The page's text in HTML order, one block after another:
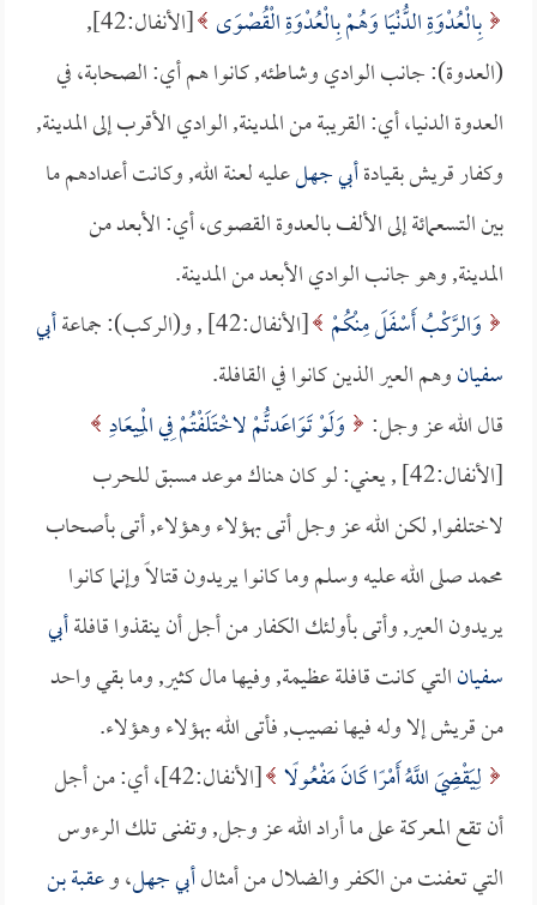
بِالْعُدْوَةِ الدُّنْيَا وَهُمْ بِالْعُدْوَةِ الْقُصْوَى
[الأنفال:42],
(العدوة): جانب الوادي وشاطئه, كانوا هم أي: الصحابة، في
العدوة الدنيا، أي: القريبة من المدينة, الوادي الأقرب إلى المدينة,
وكفار قريش بقيادةأبي جهلعليه لعنة الله, وكانت أعدادهم ما
بين التسعمائة إلى الألف بالعدوة القصوى، أي: الأبعد من
المدينة, وهو جانب الوادي الأبعد من المدينة.
وَالرَّكْبُ أَسْفَلَ مِنْكُمْ [الأنفال:42] , و(الركب): جماعة
أبي
سفيانوهم العير الذين كانوا في القافلة.
قال الله عز وجل:
وَلَوْ تَوَاعَدتُّمْ لاخْتَلَفْتُمْ فِي الْمِيعَادِ
[الأنفال:42] , يعني: لو كان هناك موعد مسبق للحرب
لاختلفوا, لكن الله عز وجل أتى بهؤلاء وهؤلاء, أتى بأصحاب
محمد صلى الله عليه وسلم وما كانوا يريدون قتالاً وإنما كانوا
يريدون العير, وأتى بأولئك الكفار من أجل أن ينقذوا قافلةأبي
سفيانالتي كانت قافلة عظيمة, وفيها مال كثير, وما بقي واحد
من قريش إلا وله فيها نصيب, فأتى الله بهؤلاء وهؤلاء.
لِيَقْضِيَ اللَّهُ أَمْرًا كَانَ مَفْعُولًا
[الأنفال:42]، أي: من أجل
أن تقع المعركة على ما أراد الله عز وجل, وتفنى تلك الرءوس
التي تعفنت من الكفر والضلال من أمثالأبي جهل، وعقبة بن